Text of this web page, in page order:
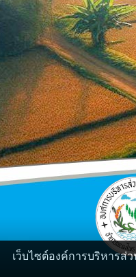
เว็บไซต์องค์การบริหาร